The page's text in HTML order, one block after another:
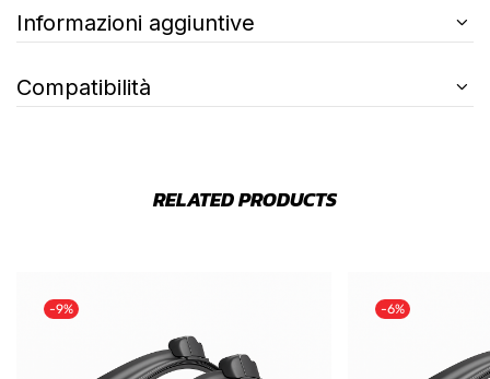
Informazioni aggiuntive
Compatibilità
RELATED PRODUCTS
-9% -6%